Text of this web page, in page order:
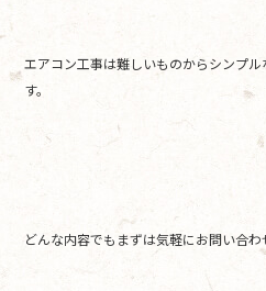
エアコン工事は難しいものからシンプ
す。
どんな内容でもまずは気軽にお問い合わ